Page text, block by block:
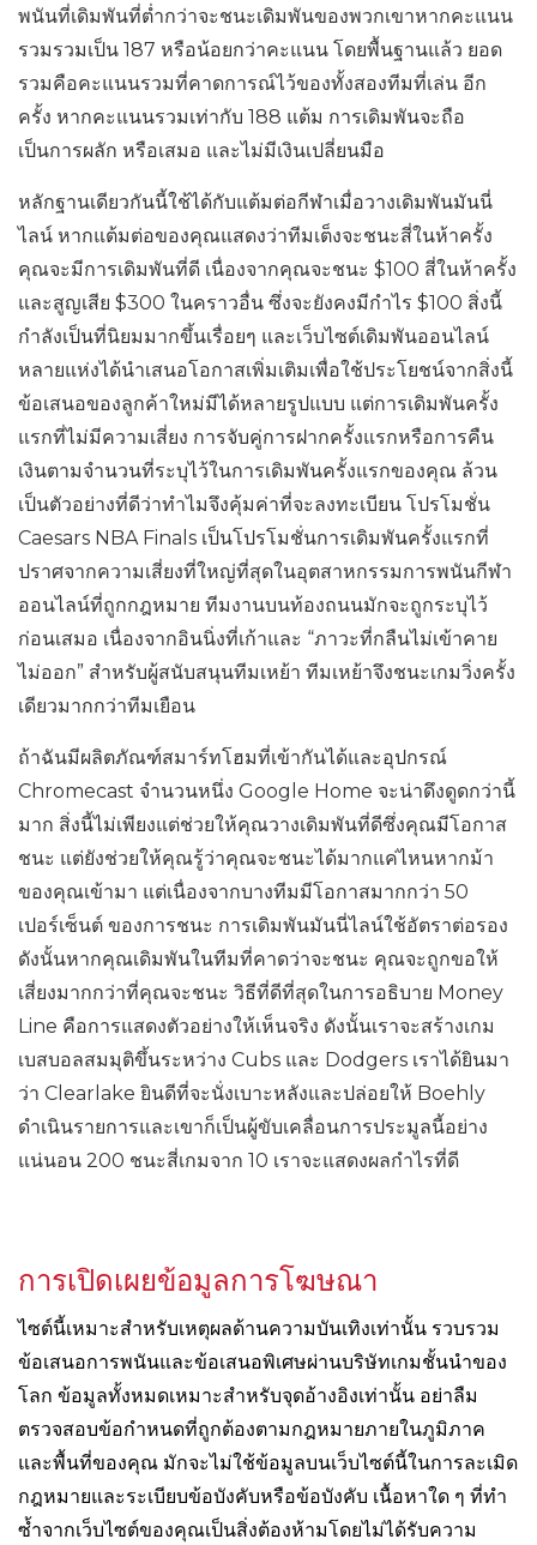
พนันที่เดิมพันที่ต่ำกว่าจะชนะเดิมพันของพวกเขาหากคะแนน
รวมรวมเป็น 187 หรือน้อยกว่าคะแนน โดยพื้นฐานแล้ว ยอด
รวมคือคะแนนรวมที่คาดการณ์ไว้ของทั้งสองทีมที่เล่น อีก
ครั้ง หากคะแนนรวมเท่ากับ 188 แต้ม การเดิมพันจะถือ
เป็นการผลัก หรือเสมอ และไม่มีเงินเปลี่ยนมือ
หลักฐานเดียวกันนี้ใช้ได้กับแต้มต่อกีฬาเมื่อวางเดิมพันมันนี่
ไลน์ หากแต้มต่อของคุณแสดงว่าทีมเต็งจะชนะสี่ในห้าครั้ง
คุณจะมีการเดิมพันที่ดี เนื่องจากคุณจะชนะ $100 สี่ในห้าครั้ง
และสูญเสีย $300 ในคราวอื่น ซึ่งจะยังคงมีกำไร $100 สิ่งนี้
กำลังเป็นที่นิยมมากขึ้นเรื่อยๆ และเว็บไซต์เดิมพันออนไลน์
หลายแห่งได้นำเสนอโอกาสเพิ่มเติมเพื่อใช้ประโยชน์จากสิ่งนี้
ข้อเสนอของลูกค้าใหม่มีได้หลายรูปแบบ แต่การเดิมพันครั้ง
แรกที่ไม่มีความเสี่ยง การจับคู่การฝากครั้งแรกหรือการคืน
เงินตามจำนวนที่ระบุไว้ในการเดิมพันครั้งแรกของคุณ ล้วน
เป็นตัวอย่างที่ดีว่าทำไมจึงคุ้มค่าที่จะลงทะเบียน โปรโมชั่น
Caesars NBA Finals เป็นโปรโมชั่นการเดิมพันครั้งแรกที่
ปราศจากความเสี่ยงที่ใหญ่ที่สุดในอุตสาหกรรมการพนันกีฬา
ออนไลน์ที่ถูกกฎหมาย ทีมงานบนท้องถนนมักจะถูกระบุไว้
ก่อนเสมอ เนื่องจากอินนิ่งที่เก้าและ “ภาวะที่กลืนไม่เข้าคาย
ไม่ออก” สำหรับผู้สนับสนุนทีมเหย้า ทีมเหย้าจึงชนะเกมวิ่งครั้ง
เดียวมากกว่าทีมเยือน
ถ้าฉันมีผลิตภัณฑ์สมาร์ทโฮมที่เข้ากันได้และอุปกรณ์
Chromecast จำนวนหนึ่ง Google Home จะน่าดึงดูดกว่านี้
มาก สิ่งนี้ไม่เพียงแต่ช่วยให้คุณวางเดิมพันที่ดีซึ่งคุณมีโอกาส
ชนะ แต่ยังช่วยให้คุณรู้ว่าคุณจะชนะได้มากแค่ไหนหากม้า
ของคุณเข้ามา แต่เนื่องจากบางทีมมีโอกาสมากกว่า 50
เปอร์เซ็นต์ ของการชนะ การเดิมพันมันนี่ไลน์ใช้อัตราต่อรอง
ดังนั้นหากคุณเดิมพันในทีมที่คาดว่าจะชนะ คุณจะถูกขอให้
เสี่ยงมากกว่าที่คุณจะชนะ วิธีที่ดีที่สุดในการอธิบาย Money
Line คือการแสดงตัวอย่างให้เห็นจริง ดังนั้นเราจะสร้างเกม
เบสบอลสมมุติขึ้นระหว่าง Cubs และ Dodgers เราได้ยินมา
ว่า Clearlake ยินดีที่จะนั่งเบาะหลังและปล่อยให้ Boehly
ดำเนินรายการและเขาก็เป็นผู้ขับเคลื่อนการประมูลนี้อย่าง
แน่นอน 200 ชนะสี่เกมจาก 10 เราจะแสดงผลกำไรที่ดี
การเปิดเผยข้อมูลการโฆษณา
ไซต์นี้เหมาะสำหรับเหตุผลด้านความบันเทิงเท่านั้น รวบรวม
ข้อเสนอการพนันและข้อเสนอพิเศษผ่านบริษัทเกมชั้นนำของ
โลก ข้อมูลทั้งหมดเหมาะสำหรับจุดอ้างอิงเท่านั้น อย่าลืม
ตรวจสอบข้อกำหนดที่ถูกต้องตามกฎหมายภายในภูมิภาค
และพื้นที่ของคุณ มักจะไม่ใช้ข้อมูลบนเว็บไซต์นี้ในการละเมิด
กฎหมายและระเบียบข้อบังคับหรือข้อบังคับ เนื้อหาใด ๆ ที่ทำ
ซ้ำจากเว็บไซต์ของคุณเป็นสิ่งต้องห้ามโดยไม่ได้รับความ